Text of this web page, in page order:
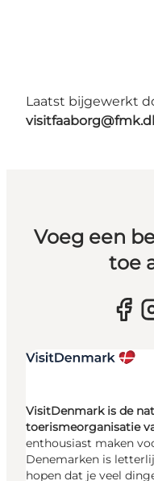
Laatst bijgewerkt
Voeg een
toe
VisitDenmark is de
toerismeorganisatie
enthousiast maken
Denemarken is
hopen dat je veel